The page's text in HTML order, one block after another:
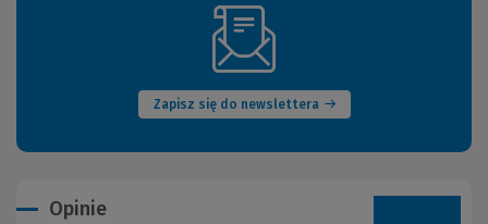
Zapisz się do newslettera
(Nowe
okno)
Opinie